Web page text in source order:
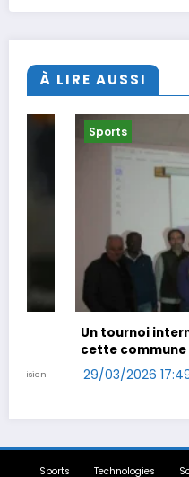
À LIRE AUSSI
Un tournoi international
cette commune de Loire-
29/03/2026 17:49
Sports Technologies